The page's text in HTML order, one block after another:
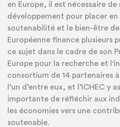
en Europe, il est nécessaire
développement pour placer
soutenabilité et le bien-être
Européenne finance plusieurs
ce sujet dans le cadre de son
Europe pour la recherche et
consortium de 14 partenaires
l’un d’entre eux, et l’ICHEC y
importante de réfléchir aux
les économies vers une
soutenable.